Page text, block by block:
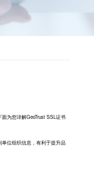
为您详解GeoTrust SSL证书
位组织信息，有利于提升品